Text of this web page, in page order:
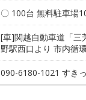
〇 100台 無料駐車場
[車]関越自動車道「三
野駅西口より 市内循
090-6180-1021 すき